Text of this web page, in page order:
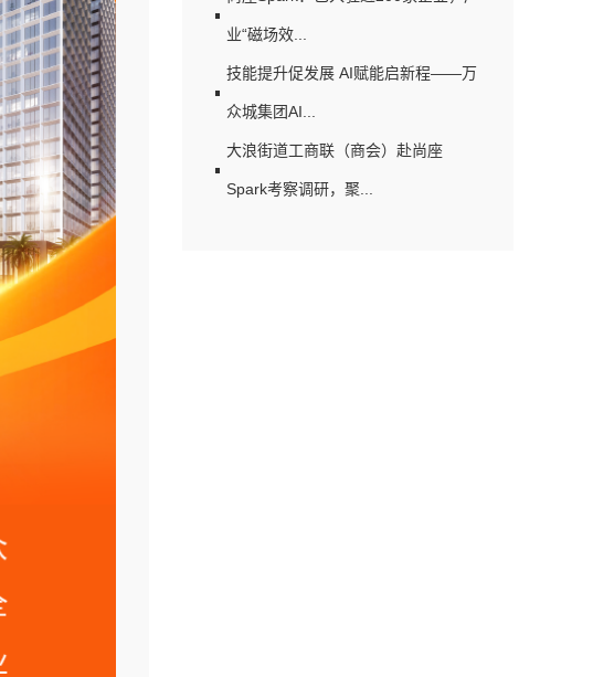
业“磁场效...
技能提升促发展 AI赋能启新程——万
众城集团AI...
大浪街道工商联（商会）赴尚座
Spark考察调研，聚...